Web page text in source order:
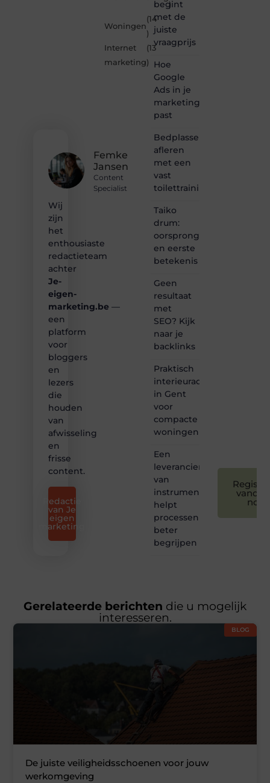
Femke
Jansen
Content
Specialist
Wij
zijn
het
enthousiaste
redactieteam
achter
Je-
eigen-
marketing.be —
een
platform
voor
bloggers
en
lezers
die
houden
van
afwisseling
en
frisse
content.
Redactie
van Je
eigen
marketing
)
Woningen
(14
)
Internet
marketing
(13
)
begint
met de
juiste
vraagprijs
Hoe
Google
Ads in je
marketingmix
past
Bedplassen
afleren
met een
vast
toilettrainingschema
Taiko
drum:
oorsprong
en eerste
betekenis
Geen
resultaat
met
SEO? Kijk
naar je
backlinks
Praktisch
interieuradvies
in Gent
voor
compacte
woningen
Een
leverancier
van
instrumentatie
helpt
processen
beter
begrijpen
nog
Gerelateerde berichten die u mogelijk
interesseren.
BLOG
De juiste veiligheidsschoenen voor jouw
werkomgeving